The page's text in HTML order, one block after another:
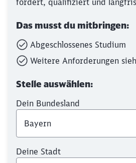
fördert, qualifiziert und
Das musst du mitbringen:
Abgeschlossenes Studium
Weitere Anforderungen
Stelle auswählen:
Dein Bundesland
Deine Stadt